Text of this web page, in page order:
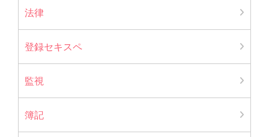
法律
登録セキスペ
監視
簿記